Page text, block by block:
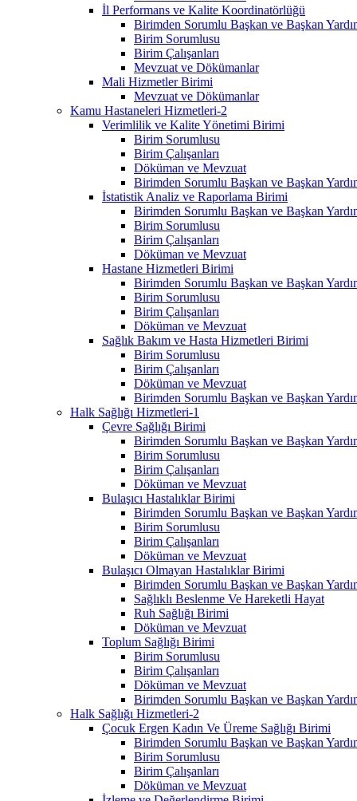
İl Performans ve Kalite Koordinatörlüğü
Birimden Sorumlu Başkan ve Başkan
Birim Sorumlusu
Birim Çalışanları
Mevzuat ve Dökümanlar
Mali Hizmetler Birimi
Mevzuat ve Dökümanlar
Kamu Hastaneleri Hizmetleri-2
Verimlilik ve Kalite Yönetimi Birimi
Birim Sorumlusu
Birim Çalışanları
Döküman ve Mevzuat
Birimden Sorumlu Başkan ve Başkan
İstatistik Analiz ve Raporlama Birimi
Birimden Sorumlu Başkan ve Başkan
Birim Sorumlusu
Birim Çalışanları
Döküman ve Mevzuat
Hastane Hizmetleri Birimi
Birimden Sorumlu Başkan ve Başkan
Birim Sorumlusu
Birim Çalışanları
Döküman ve Mevzuat
Sağlık Bakım ve Hasta Hizmetleri Birimi
Birim Sorumlusu
Birim Çalışanları
Döküman ve Mevzuat
Birimden Sorumlu Başkan ve Başkan
Halk Sağlığı Hizmetleri-1
Çevre Sağlığı Birimi
Birimden Sorumlu Başkan ve Başkan
Birim Sorumlusu
Birim Çalışanları
Döküman ve Mevzuat
Bulaşıcı Hastalıklar Birimi
Birimden Sorumlu Başkan ve Başkan
Birim Sorumlusu
Birim Çalışanları
Döküman ve Mevzuat
Bulaşıcı Olmayan Hastalıklar Birimi
Birimden Sorumlu Başkan ve Başkan
Sağlıklı Beslenme Ve Hareketli Hayat
Ruh Sağlığı Birimi
Döküman ve Mevzuat
Toplum Sağlığı Birimi
Birim Sorumlusu
Birim Çalışanları
Döküman ve Mevzuat
Birimden Sorumlu Başkan ve Başkan
Halk Sağlığı Hizmetleri-2
Çocuk Ergen Kadın Ve Üreme Sağlığı Birimi
Birimden Sorumlu Başkan ve Başkan
Birim Sorumlusu
Birim Çalışanları
Döküman ve Mevzuat